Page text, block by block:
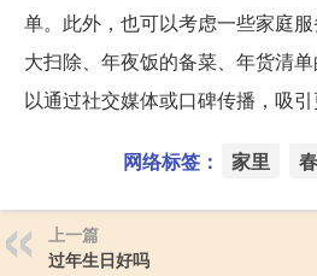
单。此外，也可以考虑一些家庭
大扫除、年夜饭的备菜、年货清
以通过社交媒体或口碑传播，吸引
网络标签： 家里
上一篇
过年生日好吗